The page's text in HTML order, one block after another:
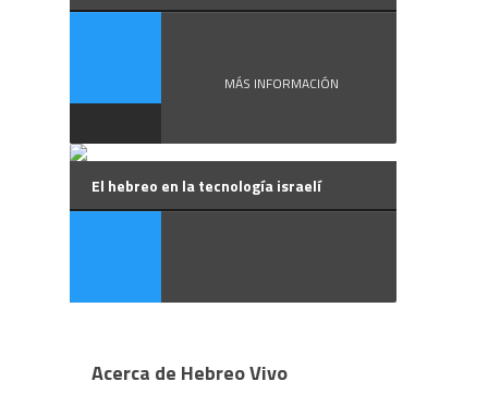
MÁS INFORMACIÓN
El hebreo en la tecnología israelí
Acerca de Hebreo Vivo